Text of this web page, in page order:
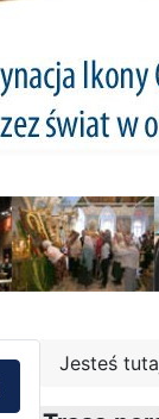
Jesteś